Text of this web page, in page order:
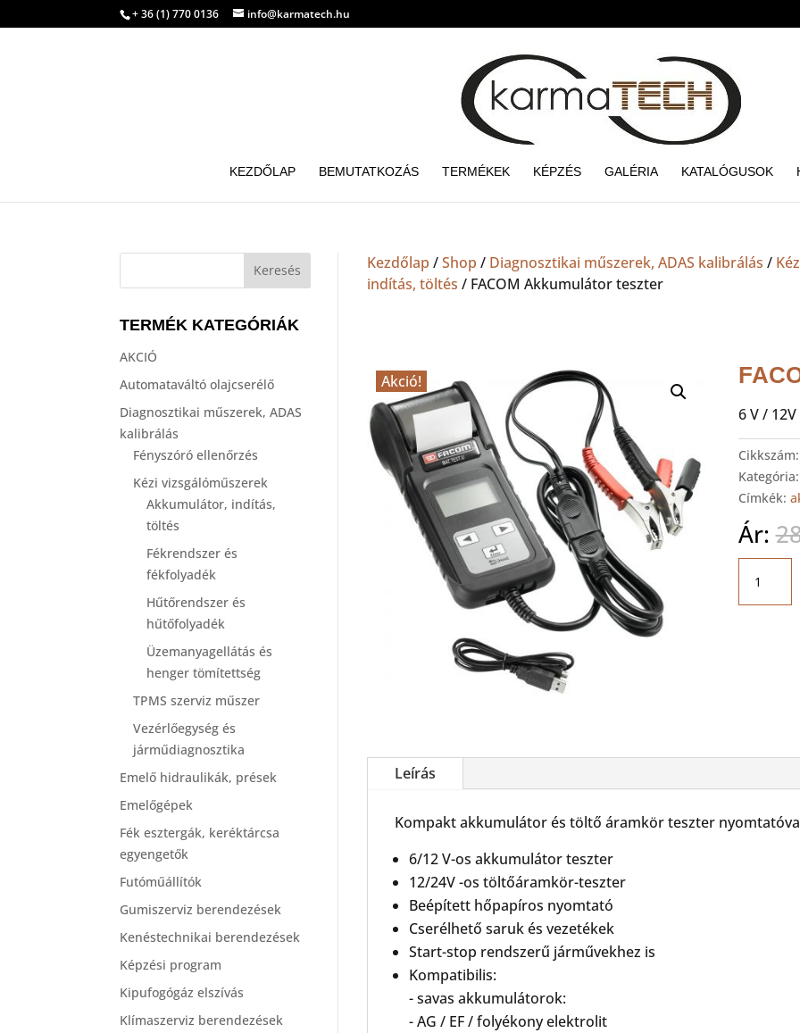
+ 36 (1) 770 0136 info@karmatech.hu
KEZDŐLAP BEMUTATKOZÁS TERMÉKEK KÉPZÉS GALÉRIA KATALÓGUSOK
TERMÉK KATEGÓRIÁK
AKCIÓ
Automataváltó olajcserélő
Diagnosztikai műszerek, ADAS
kalibrálás
Fényszóró ellenőrzés
Kézi vizsgálóműszerek
Akkumulátor, indítás,
töltés
Fékrendszer és
fékfolyadék
Hűtőrendszer és
hűtőfolyadék
Üzemanyagellátás és
henger tömítettség
TPMS szerviz műszer
Vezérlőegység és
járműdiagnosztika
Emelő hidraulikák, prések
Emelőgépek
Fék esztergák, keréktárcsa
egyengetők
Futóműállítók
Gumiszerviz berendezések
Kenéstechnikai berendezések
Képzési program
Kipufogógáz elszívás
Klímaszerviz berendezések
Kezdőlap /Shop / Diagnosztikai műszerek, ADAS kalibrálás /
indítás, töltés / FACOM Akkumulátor teszter
Akció!
6 V / 12V
Címkék:
Ár:
teszter
Leírás
Kompakt akkumulátor és töltő áramkör teszter
6/12 V-os akkumulátor teszter
12/24V -os töltőáramkör-teszter
Beépített hőpapíros nyomtató
Cserélhető saruk és vezetékek
Start-stop rendszerű járművekhez is
Kompatibilis:
- savas akkumulátorok:
- AG / EF / folyékony elektrolit